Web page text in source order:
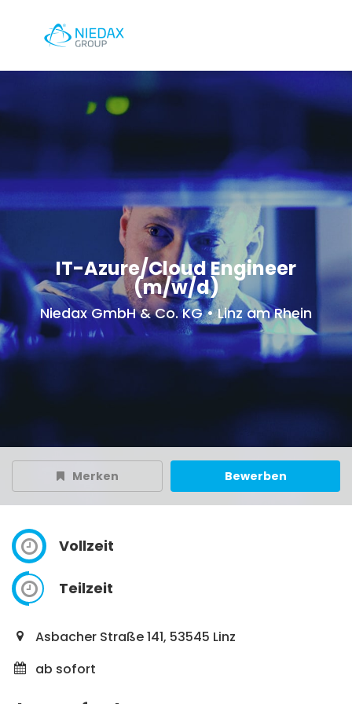
IT-Azure/Cloud Engineer
(m/w/d)
Niedax GmbH & Co. KG • Linz am Rhein
Merken Bewerben
Vollzeit
Teilzeit
Asbacher Straße 141, 53545 Linz
ab sofort